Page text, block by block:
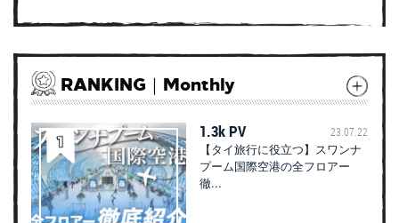
RANKING｜Monthly
1.3k PV 23.07.22
【タイ旅行に役立つ】スワンナ
プーム国際空港の全フロアー
徹...